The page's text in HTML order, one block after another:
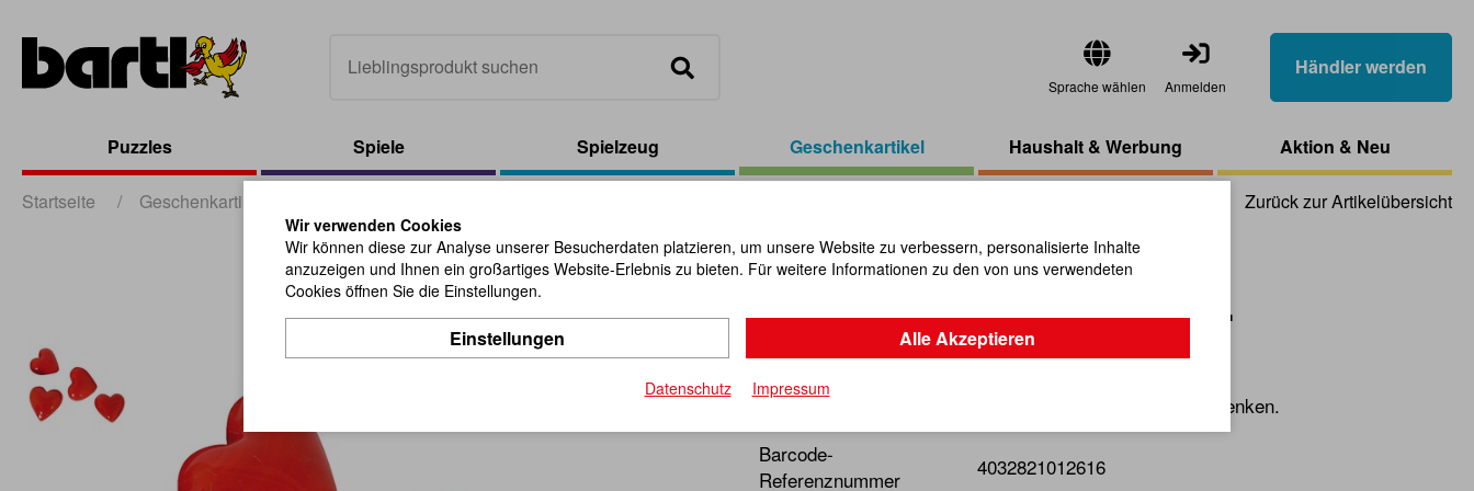
Sprache wählen Anmelden
Händler werden
Puzzles Spiele Spielzeug Geschenkartikel Haushalt & Werbung Aktion & Neu
Startseite / Geschenkartikel Zurück zur Artikelübersicht
Glas-Herzen rot, 12-tlg.
Artikel-Nr.:101899
Top-Seller mit Gefallgarantie zum Dekorieren und Verschenken.
Barcode-
Referenznummer
4032821012616
Wir verwenden Cookies
Wir können diese zur Analyse unserer Besucherdaten platzieren, um unsere Website zu verbessern, personalisierte Inhalte
anzuzeigen und Ihnen ein großartiges Website-Erlebnis zu bieten. Für weitere Informationen zu den von uns verwendeten
Cookies öffnen Sie die Einstellungen.
Einstellungen Alle Akzeptieren
Datenschutz Impressum